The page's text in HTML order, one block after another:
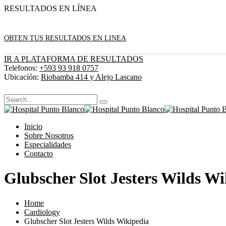
RESULTADOS EN LÍNEA
OBTEN TUS RESULTADOS EN LINEA
IR A PLATAFORMA DE RESULTADOS
Telefonos: +593 93 918 0757
Ubicación: Riobamba 414 y Alejo Lascano
Inicio
Sobre Nosotros
Especialidades
Contacto
Glubscher Slot Jesters Wilds
Home
Cardiology
Glubscher Slot Jesters Wilds Wikipedia